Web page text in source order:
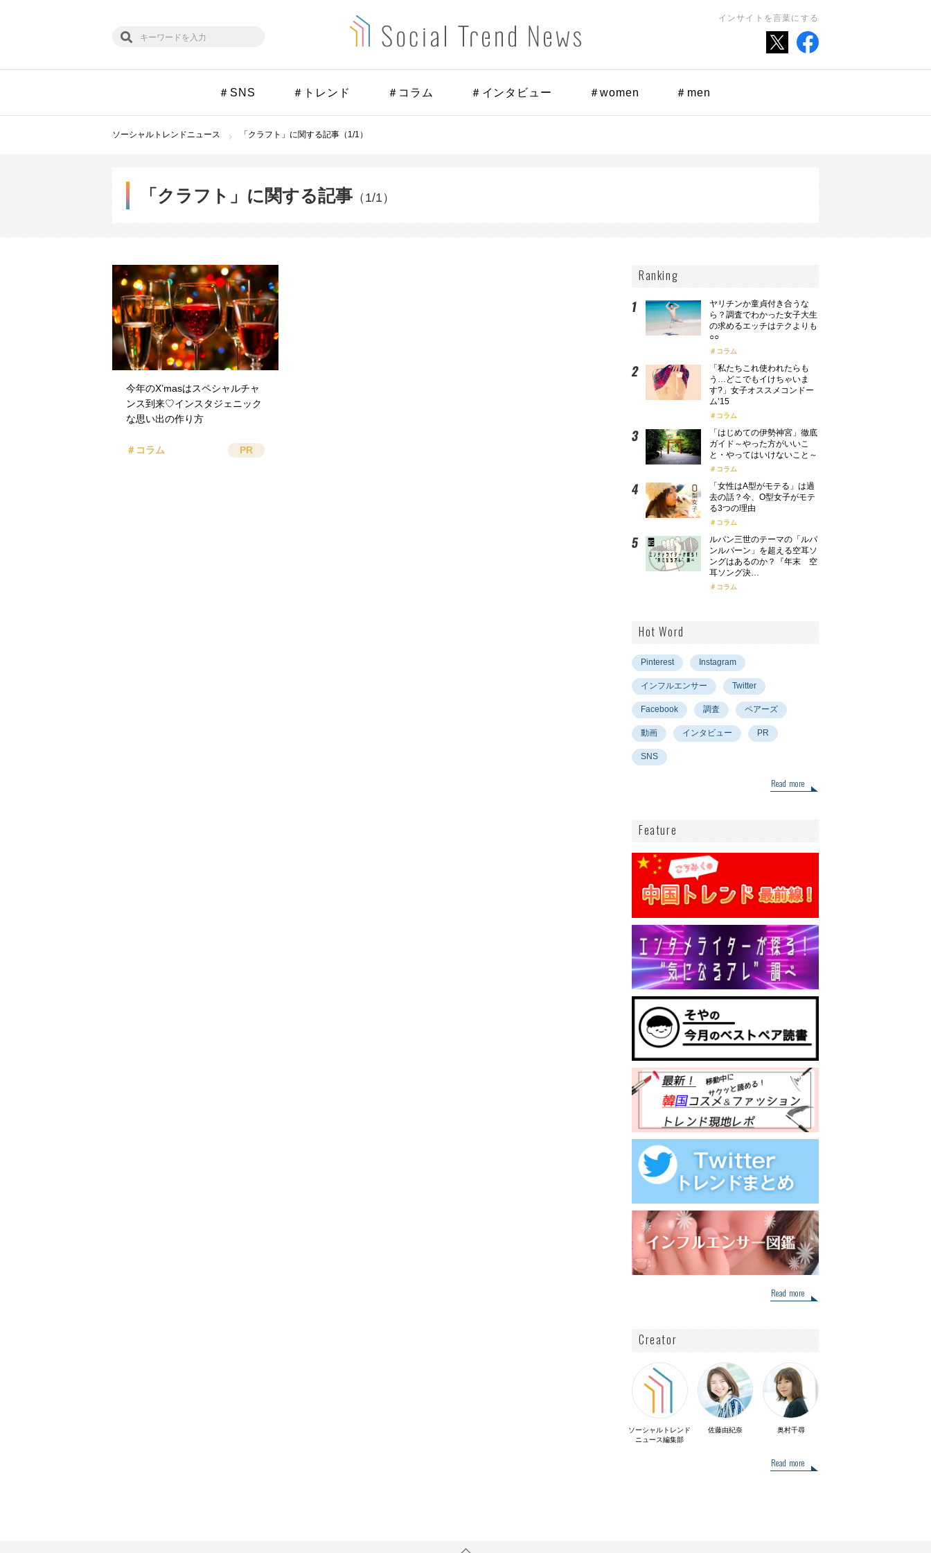
インサイトを言葉にする
＃SNS ＃トレンド ＃コラム ＃インタビュー ＃women ＃men
ソーシャルトレンドニュース 「クラフト」に関する記事（1/1）
「クラフト」に関する記事 （1/1）
今年のX’masはスペシャルチャ
ンス到来♡インスタジェニック
な思い出の作り方
＃コラム PR
Ranking
ヤリチンか童貞付き合うな
ら？調査でわかった女子大生
の求めるエッチはテクよりも
○○
コラム
「私たちこれ使われたらも
う…どこでもイけちゃいま
す?」女子オススメコンドー
ム’15
コラム
「はじめての伊勢神宮」徹底
ガイド～やった方がいいこ
と・やってはいけないこと～
コラム
「女性はA型がモテる」は過
去の話？今、O型女子がモテ
る3つの理由
コラム
ルパン三世のテーマの「ルパ
ンルパーン」を超える空耳ソ
ングはあるのか？『年末 空
耳ソング決…
コラム
Hot Word
Pinterest Instagram
インフルエンサー Twitter
Facebook 調査 ペアーズ
動画 インタビュー PR
SNS
Read more
Feature
Read more
Creator
ソーシャルトレンド
ニュース編集部
佐藤由紀奈 奥村千尋
Read more